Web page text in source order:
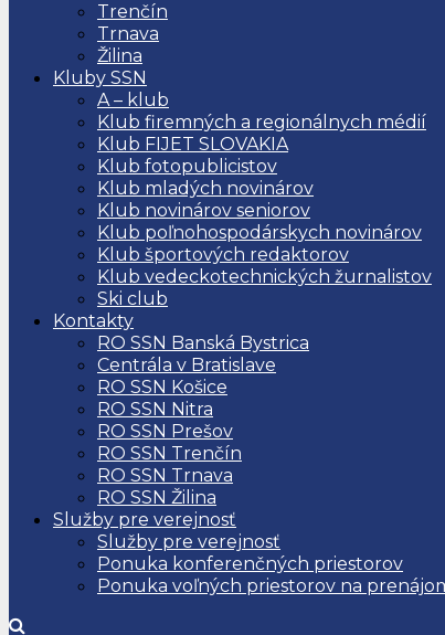
Trenčín
Trnava
Žilina
Kluby SSN
A – klub
Klub firemných a regionálnych médií
Klub FIJET SLOVAKIA
Klub fotopublicistov
Klub mladých novinárov
Klub novinárov seniorov
Klub poľnohospodárskych novinárov
Klub športových redaktorov
Klub vedeckotechnických žurnalistov
Ski club
Kontakty
RO SSN Banská Bystrica
Centrála v Bratislave
RO SSN Košice
RO SSN Nitra
RO SSN Prešov
RO SSN Trenčín
RO SSN Trnava
RO SSN Žilina
Služby pre verejnosť
Služby pre verejnosť
Ponuka konferenčných priestorov
Ponuka voľných priestorov na